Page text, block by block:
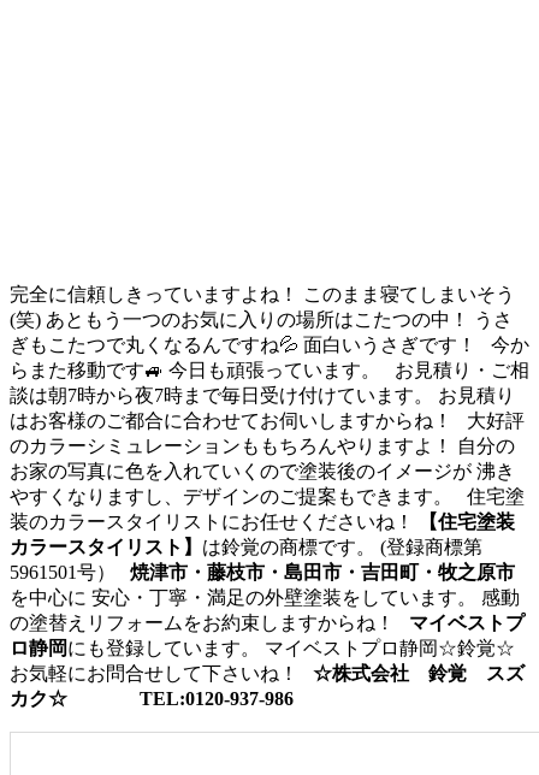
完全に信頼しきっていますよね！ このまま寝てしまいそう
(笑) あともう一つのお気に入りの場所はこたつの中！ うさ
ぎもこたつで丸くなるんですね💦 面白いうさぎです！ 今か
らまた移動です🚙 今日も頑張っています。 お見積り・ご相
談は朝7時から夜7時まで毎日受け付けています。 お見積り
はお客様のご都合に合わせてお伺いしますからね！ 大好評
のカラーシミュレーションももちろんやりますよ！ 自分の
お家の写真に色を入れていくので塗装後のイメージが 沸き
やすくなりますし、デザインのご提案もできます。 住宅塗
装のカラースタイリストにお任せくださいね！
【住宅塗装
カラースタイリスト】 は鈴覚の商標です。 (登録商標第
5961501号） 焼津市・藤枝市・島田市・吉田町・牧之原市
を中心に 安心・丁寧・満足の外壁塗装をしています。 感動
の塗替えリフォームをお約束しますからね！ マイベストプ
ロ静岡にも登録しています。 マイベストプロ静岡☆鈴覚☆
お気軽にお問合せして下さいね！ ☆株式会社 鈴覚 スズ
カク☆
TEL:0120-937-986